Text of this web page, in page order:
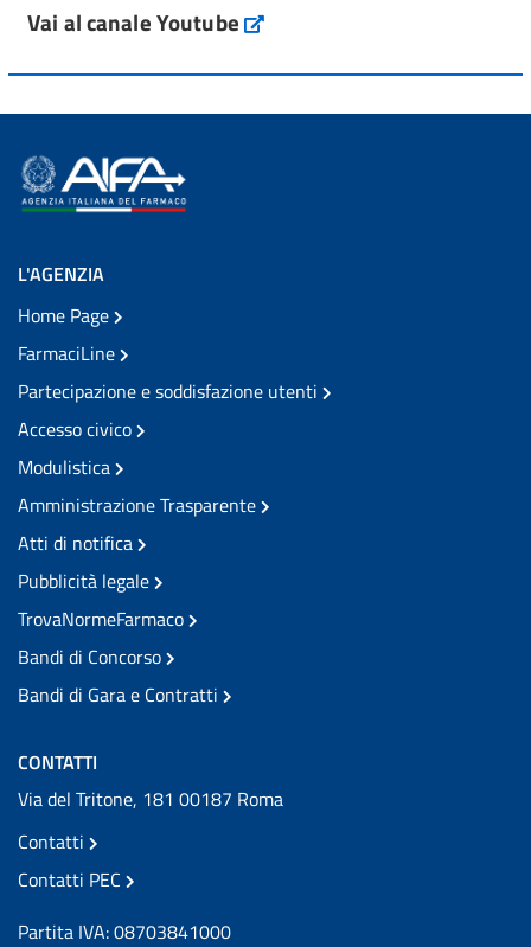
Vai al canale Youtube
L'AGENZIA
Home Page
FarmaciLine
Partecipazione e soddisfazione utenti
Accesso civico
Modulistica
Amministrazione Trasparente
Atti di notifica
Pubblicità legale
TrovaNormeFarmaco
Bandi di Concorso
Bandi di Gara e Contratti
CONTATTI
Via del Tritone, 181 00187 Roma
Contatti
Contatti PEC
Partita IVA: 08703841000